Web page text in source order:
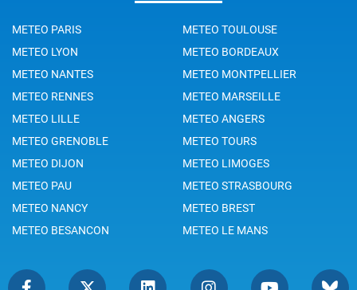
METEO PARIS
METEO TOULOUSE
METEO LYON
METEO BORDEAUX
METEO NANTES
METEO MONTPELLIER
METEO RENNES
METEO MARSEILLE
METEO LILLE
METEO ANGERS
METEO GRENOBLE
METEO TOURS
METEO DIJON
METEO LIMOGES
METEO PAU
METEO STRASBOURG
METEO NANCY
METEO BREST
METEO BESANCON
METEO LE MANS